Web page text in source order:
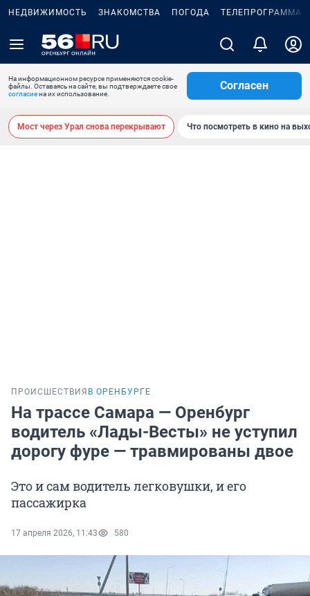
НЕДВИЖИМОСТЬ ЗНАКОМСТВА ПОГОДА ТЕЛЕПРОГРАММА
На информационном ресурсе применяются cookie-
файлы. Оставаясь на сайте, вы подтверждаете свое
согласиена их использование.
Согласен
Мост через Урал снова перекрывают Что посмотреть в кино на
ПРОИСШЕСТВИЯ В ОРЕНБУРГЕ
На трассе Самара — Оренбург
водитель «Лады-Весты» не уступил
дорогу фуре — травмированы двое
Это и сам водитель легковушки, и его
пассажирка
17 апреля 2026, 11:43 580